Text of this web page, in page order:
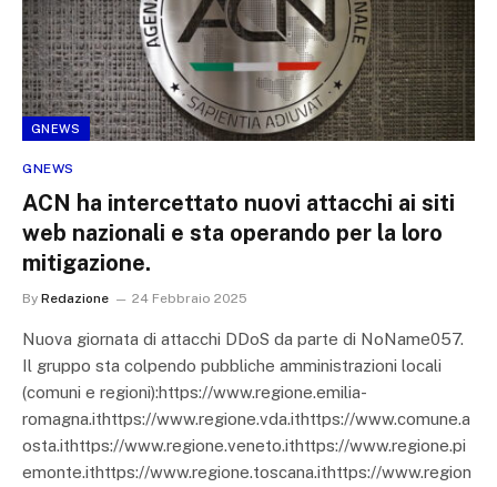
GNEWS
GNEWS
ACN ha intercettato nuovi attacchi ai siti
web nazionali e sta operando per la loro
mitigazione.
By Redazione 24 Febbraio 2025
Nuova giornata di attacchi DDoS da parte di NoName057.
Il gruppo sta colpendo pubbliche amministrazioni locali
(comuni e regioni):https://www.regione.emilia-
romagna.ithttps://www.regione.vda.ithttps://www.comune.a
osta.ithttps://www.regione.veneto.ithttps://www.regione.pi
emonte.ithttps://www.regione.toscana.ithttps://www.region